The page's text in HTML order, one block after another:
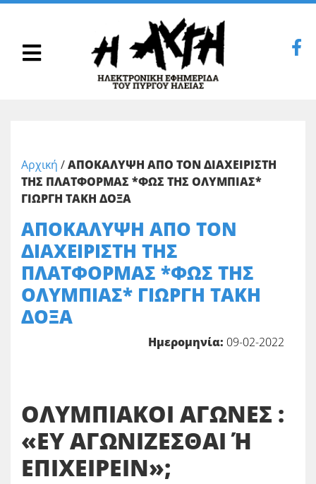
Αρχική /ΑΠΟΚΑΛΥΨΗ ΑΠΟ ΤΟΝ ΔΙΑΧΕΙΡΙΣΤΗ
ΤΗΣ ΠΛΑΤΦΟΡΜΑΣ *ΦΩΣ ΤΗΣ ΟΛΥΜΠΙΑΣ*
ΓΙΩΡΓΗ ΤΑΚΗ ΔΟΞΑ
ΑΠΟΚΑΛΥΨΗ ΑΠΟ ΤΟΝ
ΔΙΑΧΕΙΡΙΣΤΗ ΤΗΣ
ΠΛΑΤΦΟΡΜΑΣ *ΦΩΣ ΤΗΣ
ΟΛΥΜΠΙΑΣ* ΓΙΩΡΓΗ ΤΑΚΗ
ΔΟΞΑ
Ημερομηνία: 09-02-2022
ΟΛΥΜΠΙΑΚΟΙ ΑΓΩΝΕΣ :
«ΕΥ ΑΓΩΝΙΖΕΣΘΑΙ Ή
ΕΠΙΧΕΙΡΕΙΝ»;